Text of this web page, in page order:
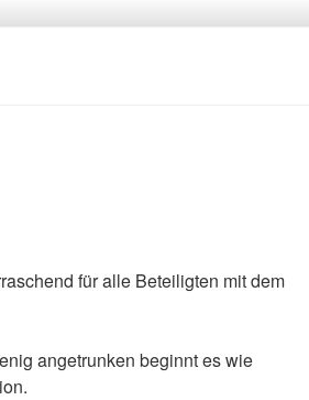
für alle Beteiligten mit dem
angetrunken beginnt es wie